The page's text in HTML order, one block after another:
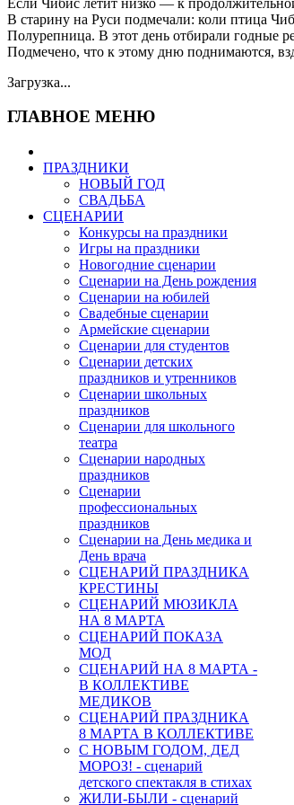
В старину на Руси подмечали: коли птица
Полурепница. В этот день отбирали годные
Подмечено, что к этому дню поднимаются,
Загрузка...
ГЛАВНОЕ МЕНЮ
ПРАЗДНИКИ
НОВЫЙ ГОД
СВАДЬБА
СЦЕНАРИИ
Конкурсы на праздники
Игры на праздники
Новогодние сценарии
Сценарии на День рождения
Сценарии на юбилей
Свадебные сценарии
Армейские сценарии
Сценарии для студентов
Сценарии детских
праздников и утренников
Сценарии школьных
праздников
Сценарии для школьного
театра
Сценарии народных
праздников
Сценарии
профессиональных
праздников
Сценарии на День медика и
День врача
СЦЕНАРИЙ ПРАЗДНИКА
КРЕСТИНЫ
СЦЕНАРИЙ МЮЗИКЛА
НА 8 МАРТА
СЦЕНАРИЙ ПОКАЗА
МОД
СЦЕНАРИЙ НА 8 МАРТА -
В КОЛЛЕКТИВЕ
МЕДИКОВ
СЦЕНАРИЙ ПРАЗДНИКА
8 МАРТА В КОЛЛЕКТИВЕ
С НОВЫМ ГОДОМ, ДЕД
МОРОЗ! - сценарий
детского спектакля в стихах
ЖИЛИ-БЫЛИ - сценарий